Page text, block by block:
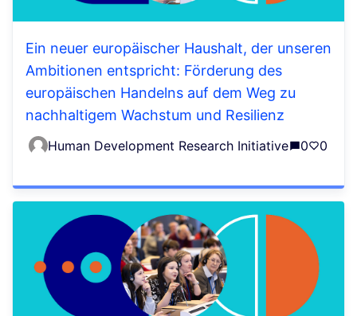
Ein neuer europäischer Haushalt, der unseren
Ambitionen entspricht: Förderung des
europäischen Handelns auf dem Weg zu
nachhaltigem Wachstum und Resilienz
Human Development Research Initiative 0 0